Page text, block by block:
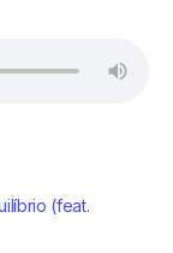
(feat.